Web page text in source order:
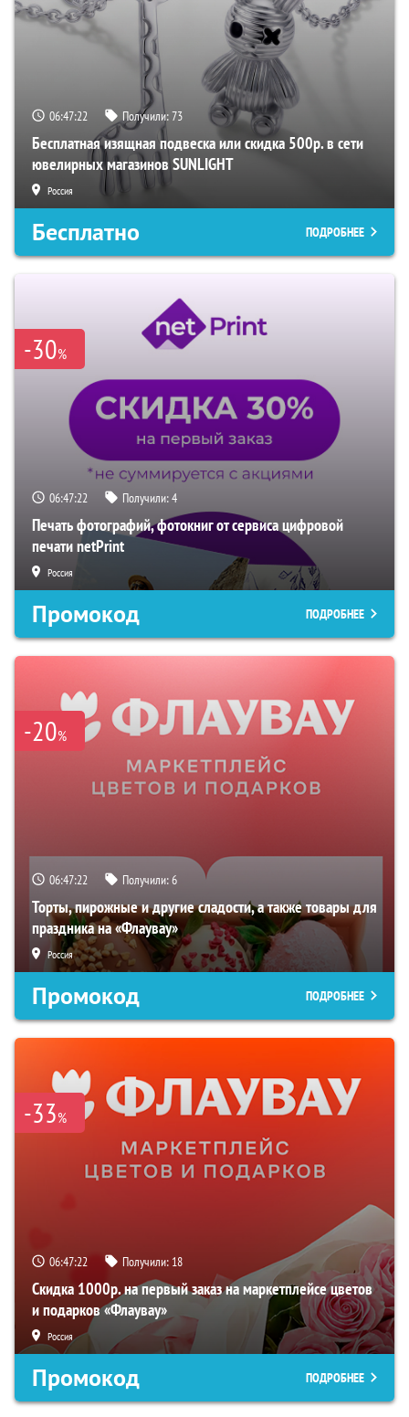
06:47:21 Получили:73
Бесплатная изящная подвеска или скидка 500р. в сети
ювелирных магазинов SUNLIGHT
Россия
Бесплатно ПОДРОБНЕЕ
-30%
06:47:21 Получили:4
Печать фотографий, фотокниг от сервиса цифровой
печати netPrint
Россия
Промокод ПОДРОБНЕЕ
-20%
06:47:21 Получили:6
Торты, пирожные и другие сладости, а также товары для
праздника на «Флаувау»
Россия
Промокод ПОДРОБНЕЕ
-33%
06:47:21 Получили: 18
Скидка 1000р. на первый заказ на маркетплейсе цветов
и подарков «Флаувау»
Россия
Промокод ПОДРОБНЕЕ